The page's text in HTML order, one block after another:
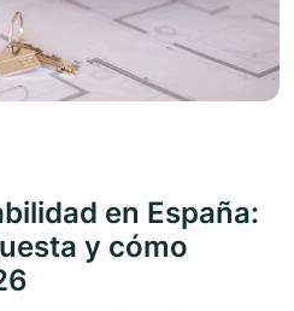
en España:
y cómo